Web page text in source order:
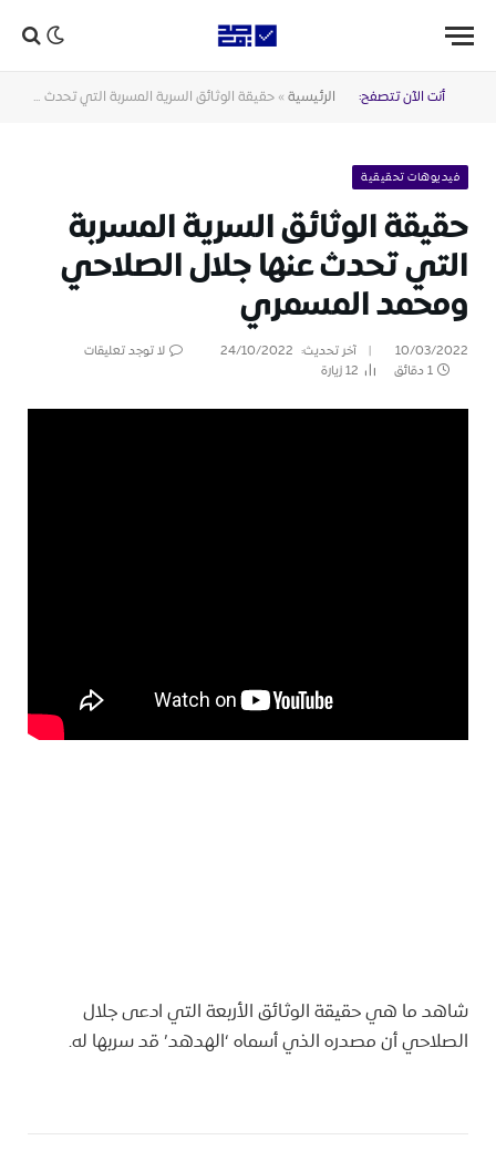
أنت الآن تتصفح: الرئيسية » حقيقة الوثائق السرية المسربة التي تحدث عنها جلال الصلاحي ومحمد المسمري
فيديوهات تحقيقية
حقيقة الوثائق السرية المسربة
التي تحدث عنها جلال الصلاحي
ومحمد المسمري
10/03/2022 آخر تحديث: 24/10/2022
لا توجد تعليقات
1 دقائق
12زيارة
شاهد ما هي حقيقة الوثائق الأربعة التي ادعى جلال
الصلاحي أن مصدره الذي أسماه ‘الهدهد’ قد سربها له.